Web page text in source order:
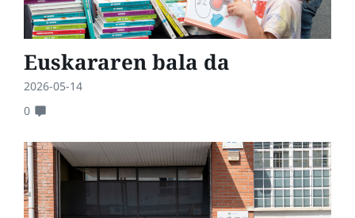
Euskararen bala da
2026-05-14
0